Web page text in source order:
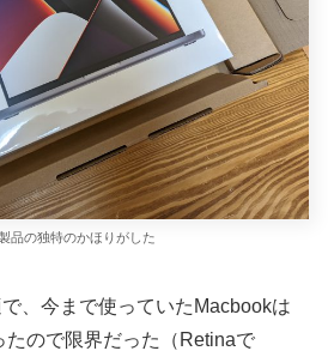
品の独特のかほりがした
、今まで使っていたMacbookは
たので限界だった（Retinaで